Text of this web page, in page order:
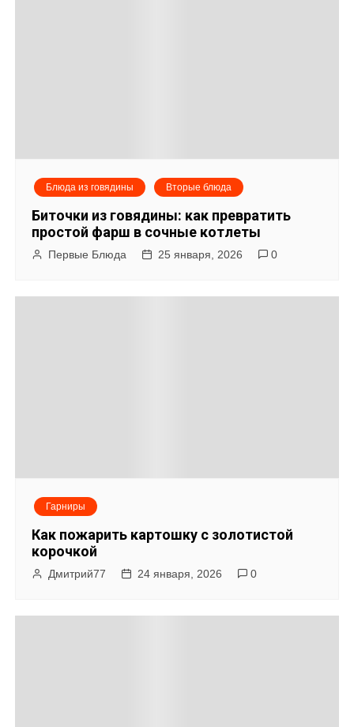
м
Блюда из говядины Вторые блюда
Биточки из говядины: как превратить
простой фарш в сочные котлеты
Первые Блюда 25 января, 2026 0
Гарниры
Как пожарить картошку с золотистой
корочкой
Дмитрий77 24 января, 2026 0